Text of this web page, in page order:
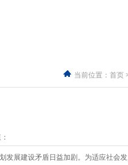
当前位置： 首页
建设矛盾日益加剧。为适应社会发展